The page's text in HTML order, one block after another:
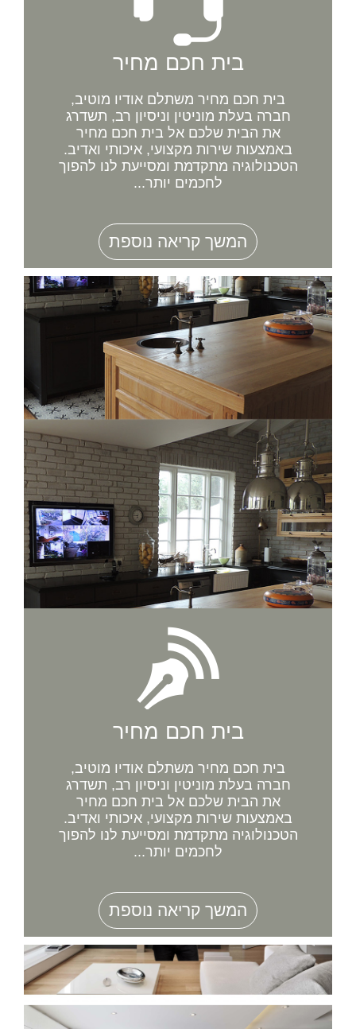
בית חכם מחיר
בית חכם מחיר משתלם אודיו מוטיב,
חברה בעלת מוניטין וניסיון רב, תשדרג
את הבית שלכם אל בית חכם מחיר
באמצעות שירות מקצועי, איכותי ואדיב.
הטכנולוגיה מתקדמת ומסייעת לנו להפוך
לחכמים יותר...
המשך קריאה נוספת
בית חכם מחיר
בית חכם מחיר משתלם אודיו מוטיב,
חברה בעלת מוניטין וניסיון רב, תשדרג
את הבית שלכם אל בית חכם מחיר
באמצעות שירות מקצועי, איכותי ואדיב.
הטכנולוגיה מתקדמת ומסייעת לנו להפוך
לחכמים יותר...
המשך קריאה נוספת